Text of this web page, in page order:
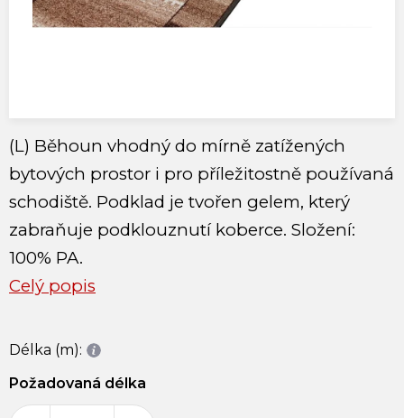
(L) Běhoun vhodný do mírně zatížených
bytových prostor i pro příležitostně používaná
schodiště. Podklad je tvořen gelem, který
zabraňuje podklouznutí koberce. Složení:
100% PA.
Celý popis
Délka (m):
Požadovaná délka